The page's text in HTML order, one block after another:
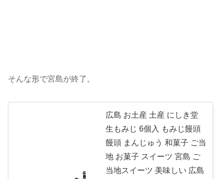
そんな形で宮島が終了。
広島 お土産 土産 にしき堂
生もみじ 6個入 もみじ饅頭
饅頭 まんじゅう 和菓子 ご当
地 お菓子 スイーツ 宮島 ご
当地スイーツ 美味しい 広島